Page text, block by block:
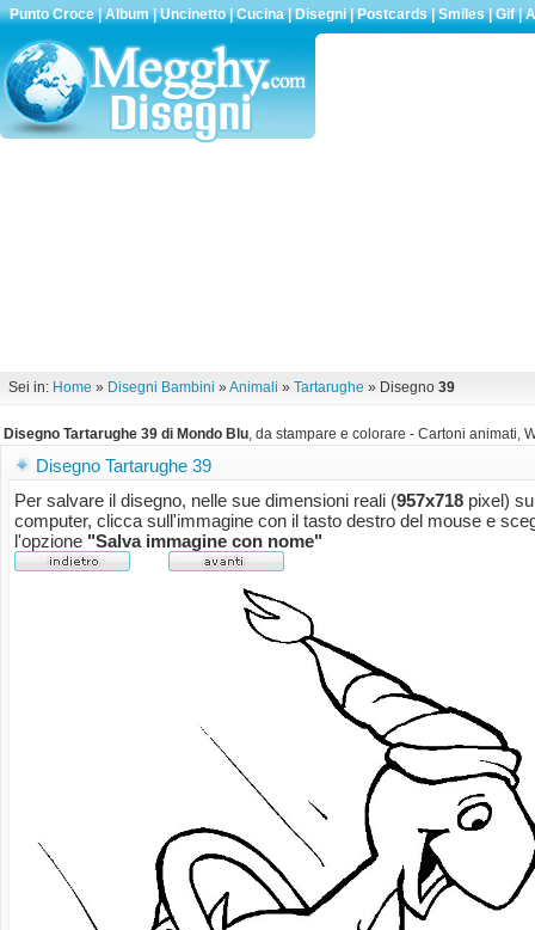
Punto Croce|Album|Uncinetto|Cucina|Disegni|Postcards|Smiles|Gif|
Sei in: Home » Disegni Bambini »Animali » Tartarughe » Disegno 39
Disegno Tartarughe 39 di Mondo Blu, da stampare e colorare - Cartoni animati,
Disegno Tartarughe 39
Per salvare il disegno, nelle sue dimensioni reali (957x718 pixel)
computer, clicca sull'immagine con il tasto destro del mouse e
l'opzione "Salva immagine con nome"